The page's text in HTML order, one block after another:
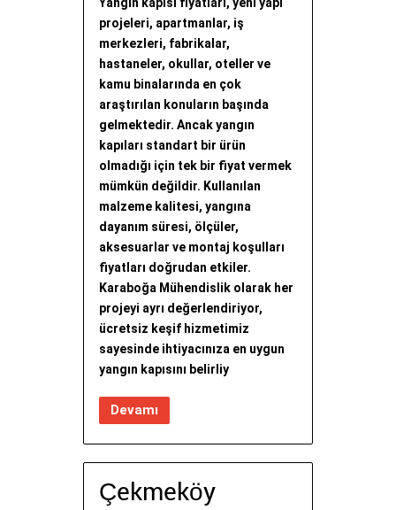
projeleri, apartmanlar, iş
merkezleri, fabrikalar,
hastaneler, okullar, oteller ve
kamu binalarında en çok
araştırılan konuların başında
gelmektedir. Ancak yangın
kapıları standart bir ürün
olmadığı için tek bir fiyat vermek
mümkün değildir. Kullanılan
malzeme kalitesi, yangına
dayanım süresi, ölçüler,
aksesuarlar ve montaj koşulları
fiyatları doğrudan etkiler.
Karaboğa Mühendislik olarak her
projeyi ayrı değerlendiriyor,
ücretsiz keşif hizmetimiz
sayesinde ihtiyacınıza en uygun
yangın kapısını belirliy
Devamı
Çekmeköy